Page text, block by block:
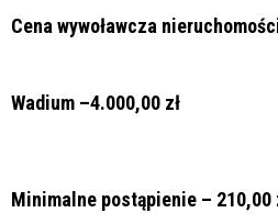
Cena wywoławcza
Wadium –4.000,00 zł
Minimalne postąpienie – 210,00